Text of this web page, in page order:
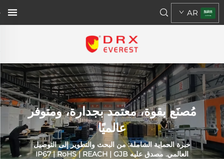
AR
مُصنَع بقوة، معتمد بجدارة، ومتوفر
عالميًا
خبرة الحماية الشاملة: من البحث والتطوير إلى التوصيل
العالمي. مصدق عليه IP67 | RoHS | REACH | GJB